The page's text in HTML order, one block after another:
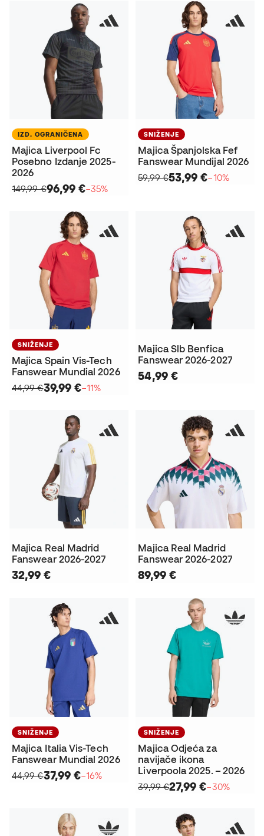
IZD. OGRANIČENA
Majica Liverpool Fc
Posebno Izdanje 2025-
2026
149,99 €96,99 €−35%
SNIŽENJE
Majica Španjolska Fef
Fanswear Mundijal 2026
59,99 €53,99 €−10%
SNIŽENJE
Majica Spain Vis-Tech
Fanswear Mundial 2026
44,99 €39,99 €−11%
Majica Slb Benfica
Fanswear 2026-2027
54,99 €
Majica Real Madrid
Fanswear 2026-2027
32,99 €
Majica Real Madrid
Fanswear 2026-2027
89,99 €
SNIŽENJE
Majica Italia Vis-Tech
Fanswear Mundial 2026
44,99 €37,99 €−16%
SNIŽENJE
Majica Odjeća za
navijače ikona
Liverpoola 2025. – 2026
39,99 €27,99 €−30%